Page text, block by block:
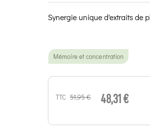
Synergie unique d'extraits de
Mémoire et concentration
TTC 51,95 € 48,31 €